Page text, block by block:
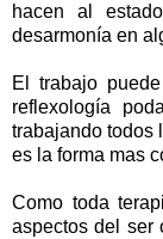
hacen al
desarmonía en
El trabajo
reflexología
trabajando todos
es la forma mas
Como toda
aspectos del ser